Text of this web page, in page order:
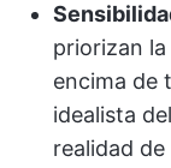
priorizan
encima de
idealista
realidad